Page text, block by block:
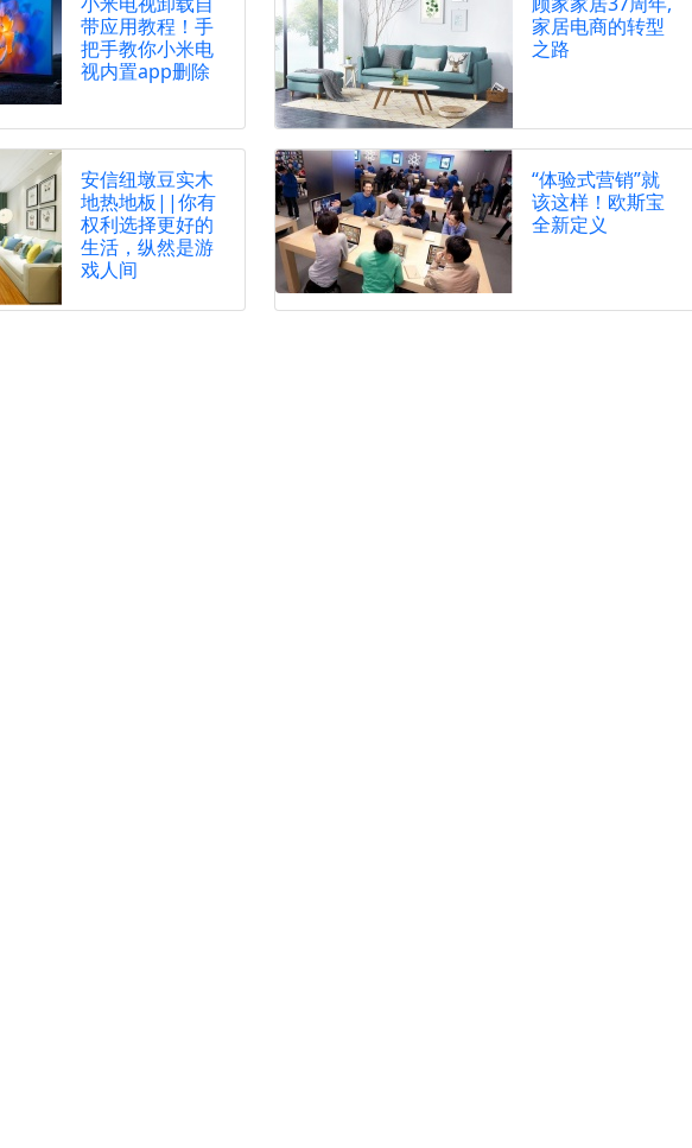
带应用教程！手
把手教你小米电
视内置app删除
家居电商的转型
之路
安信纽墩豆实木
地热地板||你有
权利选择更好的
生活，纵然是游
戏人间
“体验式营销”就
该这样！欧斯宝
全新定义